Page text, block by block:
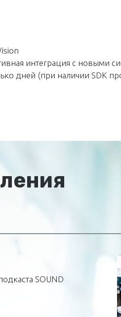
интеграция с новыми
дней (при наличии SDK
SOUND